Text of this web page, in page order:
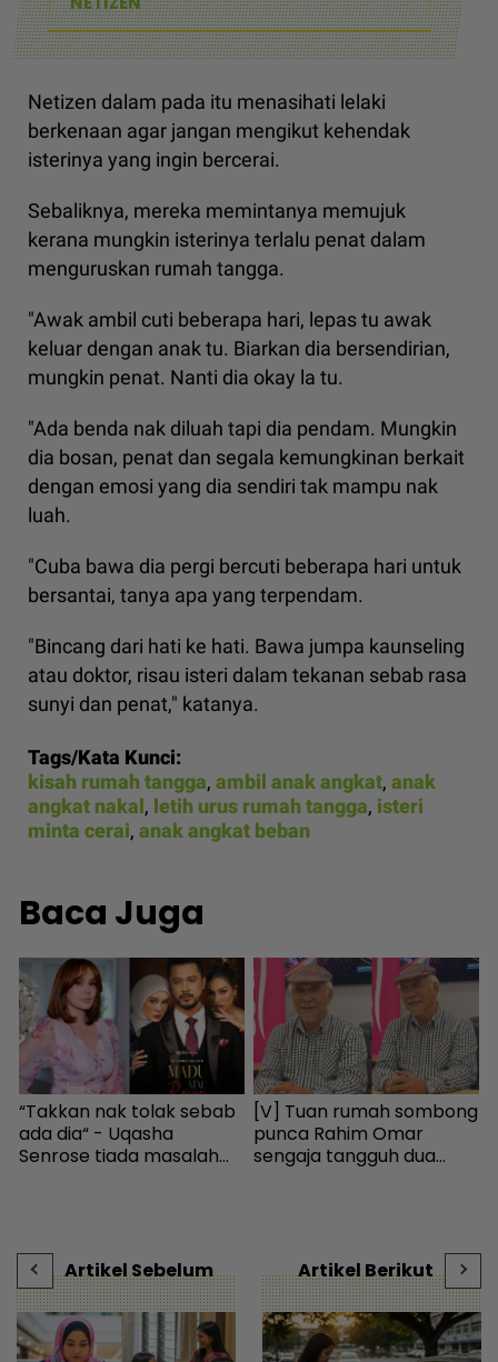
Netizen dalam pada itu menasihati lelaki
berkenaan agar jangan mengikut kehendak
isterinya yang ingin bercerai.
Sebaliknya, mereka memintanya memujuk
kerana mungkin isterinya terlalu penat dalam
menguruskan rumah tangga.
"Awak ambil cuti beberapa hari, lepas tu awak
keluar dengan anak tu. Biarkan dia bersendirian,
mungkin penat. Nanti dia okay la tu.
"Ada benda nak diluah tapi dia pendam. Mungkin
dia bosan, penat dan segala kemungkinan berkait
dengan emosi yang dia sendiri tak mampu nak
luah.
"Cuba bawa dia pergi bercuti beberapa hari untuk
bersantai, tanya apa yang terpendam.
"Bincang dari hati ke hati. Bawa jumpa kaunseling
atau doktor, risau isteri dalam tekanan sebab rasa
sunyi dan penat," katanya.
Tags/Kata Kunci:
kisah rumah tangga, ambil anak angkat, anak
angkat nakal, letih urus rumah tangga, isteri
minta cerai, anak angkat beban
Baca Juga
“Takkan nak tolak sebab
ada dia“ - Uqasha
Senrose tiada masalah
[V] Tuan rumah sombong
punca Rahim Omar
sengaja tangguh dua
Artikel Sebelum
Artikel Berikut